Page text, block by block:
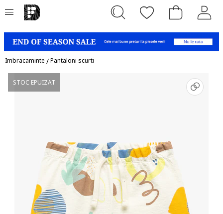
Imbracaminte /Pantaloni scurti
STOC EPUIZAT